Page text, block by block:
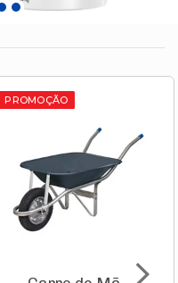
PROMOÇÃO